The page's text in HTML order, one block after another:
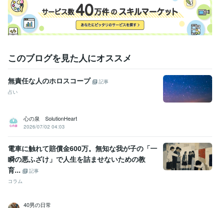
資格・検定
数秘術鑑定士 取得年 : 2020年
得意分野
人間関係 夫婦関係 職場関係 恋愛 自分らしさ
占い 数秘
占い 数秘 才能 使命 強み 特性
このブログを見た人にオススメ
無責任な人のホロスコープ
記事
占い
心の泉 SolutionHeart
2026/07/02 04:03
電車に触れて賠償金600万。無知な我が子の「一
瞬の悪ふざけ」で人生を詰ませないための教
育...
記事
コラム
40男の日常